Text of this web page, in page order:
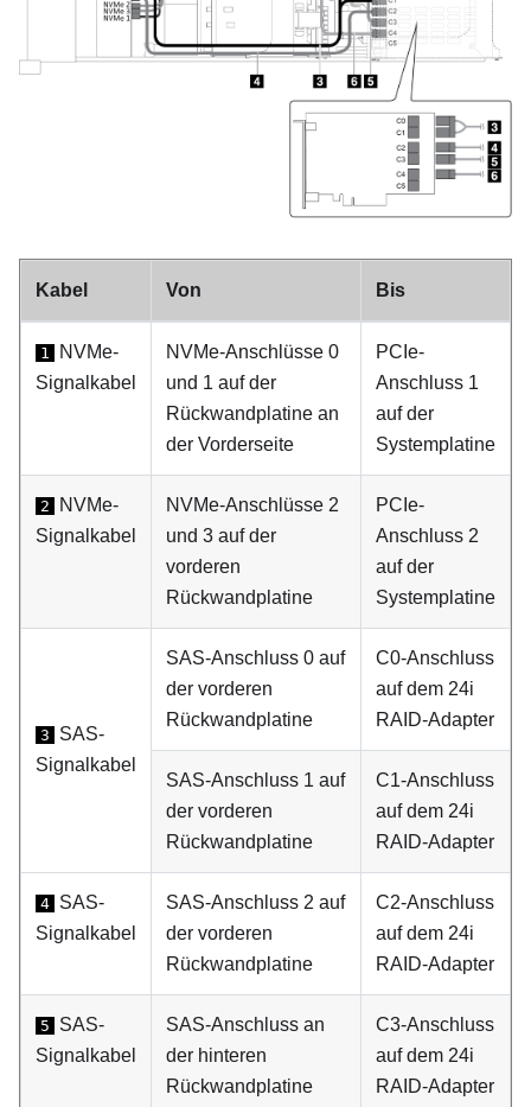
Kabel Von Bis
1
NVMe-
Signalkabel
NVMe-Anschlüsse 0
und 1 auf der
Rückwandplatine an
der Vorderseite
PCIe-
Anschluss 1
auf der
Systemplatine
2
NVMe-
Signalkabel
NVMe-Anschlüsse 2
und 3 auf der
vorderen
Rückwandplatine
PCIe-
Anschluss 2
auf der
Systemplatine
3
SAS-
Signalkabel
SAS-Anschluss 0 auf
der vorderen
Rückwandplatine
C0-Anschluss
auf dem 24i
RAID-Adapter
SAS-Anschluss 1 auf
der vorderen
Rückwandplatine
C1-Anschluss
auf dem 24i
RAID-Adapter
4 SAS-
Signalkabel
SAS-Anschluss 2 auf
der vorderen
Rückwandplatine
C2-Anschluss
auf dem 24i
RAID-Adapter
5
SAS-
Signalkabel
SAS-Anschluss an
der hinteren
Rückwandplatine
C3-Anschluss
auf dem 24i
RAID-Adapter